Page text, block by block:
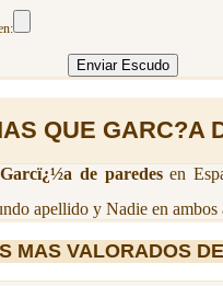
QUE GARC?A
de paredesen
apellido y Nadie en ambos
MAS VALORADOS